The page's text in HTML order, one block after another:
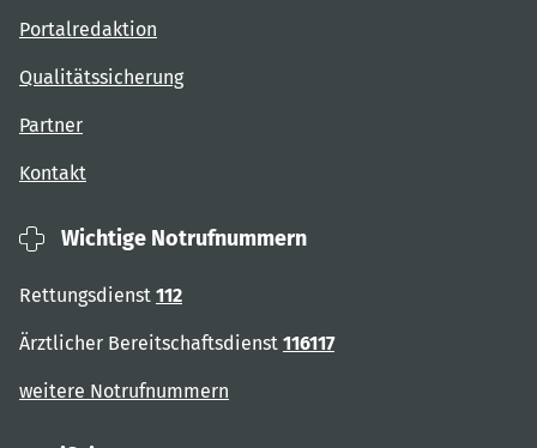
Portalredaktion
Qualitätssicherung
Partner
Kontakt
Wichtige Notrufnummern
Rettungsdienst 112
Ärztlicher Bereitschaftsdienst 116117
weitere Notrufnummern